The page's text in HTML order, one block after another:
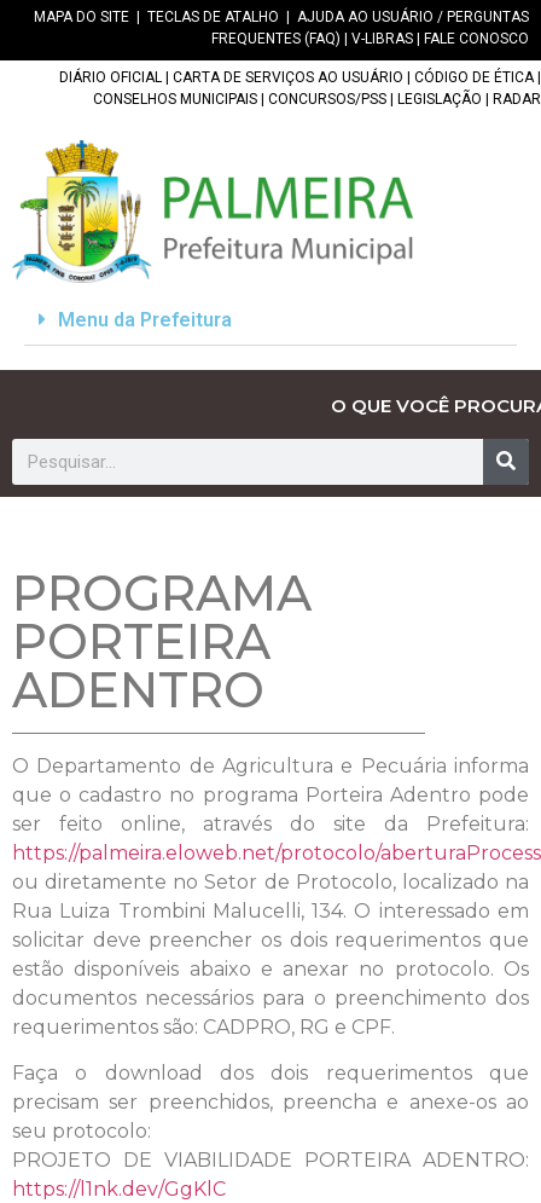
MAPA DO SITE TECLAS DE ATALHO
AJUDA AO USUÁRIO / PERGUNTAS
FREQUENTES (FAQ)
V-LIBRAS FALE CONOSCO
DIÁRIO OFICIAL CARTA DE SERVIÇOS AO USUÁRIO CÓDIGO DE ÉTICA|
CONSELHOS MUNICIPAIS
CONCURSOS/PSS LEGISLAÇÃO RADAR
Menu da Prefeitura
O QUE VOCÊ
PROGRAMA
PORTEIRA
ADENTRO
O Departamento de Agricultura e Pecuária informa
que o cadastro no programa Porteira Adentro pode
ser feito online, através do site da Prefeitura:
https://palmeira.eloweb.net/protocolo/
ou diretamente no Setor de Protocolo, localizado na
Rua Luiza Trombini Malucelli, 134. O interessado em
solicitar deve preencher os dois requerimentos que
estão disponíveis abaixo e anexar no protocolo. Os
documentos necessários para o preenchimento dos
requerimentos são: CADPRO, RG e CPF.
Faça o download dos dois requerimentos que
precisam ser preenchidos, preencha e anexe-os ao
seu protocolo:
PROJETO DE VIABILIDADE PORTEIRA ADENTRO:
https://l1nk.dev/GgKlC